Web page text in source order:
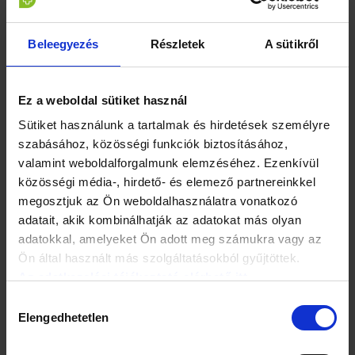
Beleegyezés Részletek A sütikről
Ez a weboldal sütiket használ
Sütiket használunk a tartalmak és hirdetések személyre
szabásához, közösségi funkciók biztosításához,
valamint weboldalforgalmunk elemzéséhez. Ezenkívül
közösségi média-, hirdető- és elemező partnereinkkel
megosztjuk az Ön weboldalhasználatra vonatkozó
adatait, akik kombinálhatják az adatokat más olyan
adatokkal, amelyeket Ön adott meg számukra vagy az
Ön által használt más szolgáltatásokból gyűjtöttek.
kiválasztása
Elengedhetetlen
A töltelékhez és mázhoz:
20 dkg étcsokoládé
A tálaláshoz:
cukor nélkül felvert tejszínhab
Egy 24 cm átmérőjű, csatos tortaformát kibéleltem